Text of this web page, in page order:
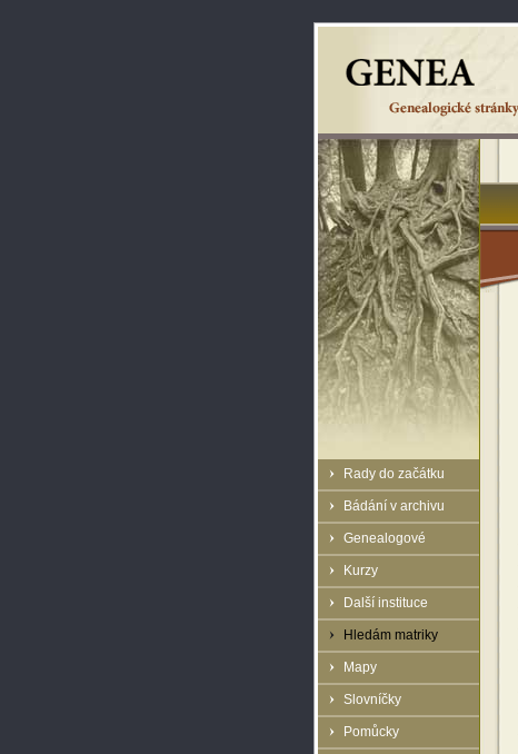
Rady do začátku
Bádání v archivu
Genealogové
Kurzy
Další instituce
Hledám matriky
Mapy
Slovníčky
Pomůcky